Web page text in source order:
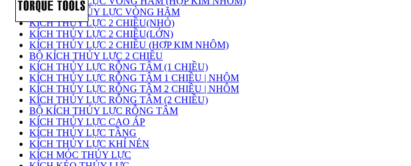
BỘ KÍCH THỦY LỰC VÒNG HÃM
KÍCH THỦY LỰC 2 CHIỀU(NHỎ)
KÍCH THỦY LỰC 2 CHIỀU(LỚN)
KÍCH THỦY LỰC 2 CHIỀU (HỢP KIM NHÔM)
BỘ KÍCH THỦY LỰC 2 CHIỀU
KÍCH THỦY LỰC RỖNG TÂM (1 CHIỀU)
KÍCH THỦY LỰC RỖNG TÂM 1 CHIỀU | NHÔM
KÍCH THỦY LỰC RỖNG TÂM 2 CHIỀU | NHÔM
KÍCH THỦY LỰC RỖNG TÂM (2 CHIỀU)
BỘ KÍCH THỦY LỰC RỖNG TÂM
KÍCH THỦY LỰC CAO ÁP
KÍCH THỦY LỰC TẦNG
KÍCH THỦY LỰC KHÍ NÉN
KÍCH MÓC THỦY LỰC